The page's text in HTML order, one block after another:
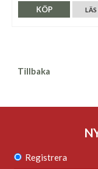
LÄS
KÖP
Tillbaka
Registrera